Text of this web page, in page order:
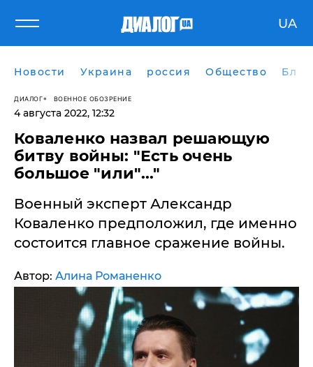
UA
Новости Украина россия Общество
ДИАЛОГ ВОЕННОЕ ОБОЗРЕНИЕ
4 августа 2022, 12:32
Коваленко назвал решающую
битву войны: "Есть очень
большое "или"..."
Военный эксперт Александр
Коваленко предположил, где именно
состоится главное сражение войны.
Автор: Алина Романенко